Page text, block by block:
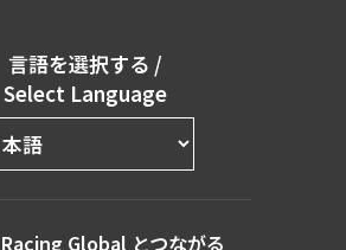
言語を選択する /
Select Language
Global とつながる